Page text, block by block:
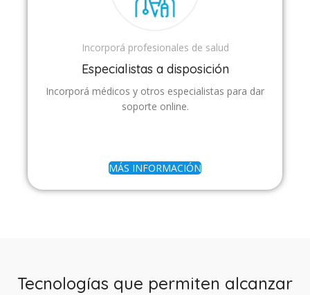
Incorporá profesionales de salud
Especialistas a disposición
Incorporá médicos y otros especialistas para dar
soporte online.
MÁS INFORMACIÓN
Tecnologías que permiten alcanzar